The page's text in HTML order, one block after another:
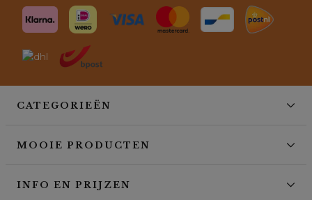
CATEGORIEËN
MOOIE PRODUCTEN
INFO EN PRIJZEN